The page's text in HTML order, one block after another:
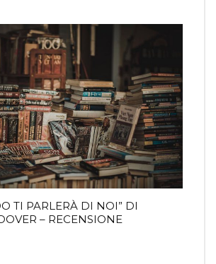
TI PARLERÀ DI NOI” DI
– RECENSIONE